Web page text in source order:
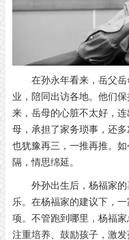
在孙永年看来，岳父
业，陪同出访各地。他们
来，岳母的心脏不太好，
母，承担了家务琐事，还
也犹豫再三，一推再推。
隔，情思绵延。
外孙出生后，杨福家
乐。在杨福家的建议下，
项。不管跑到哪里，杨福
注重培养、鼓励孩子，激发